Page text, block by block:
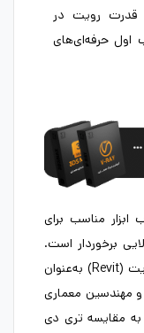
قدرت رویت در
اول حرفه‌ای‌های
ابزار مناسب برای
برخوردار است.
دو نرم‌افزار تری‌دی‌مکس (3ds Max) و رویت (Revit) به‌عنوان
و مهندسین معماری
به مقایسه تری دی